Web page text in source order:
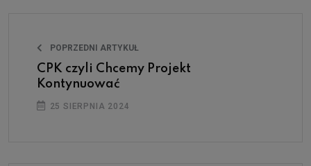
POPRZEDNI ARTYKUŁ
CPK czyli Chcemy Projekt
Kontynuować
25 SIERPNIA 2024